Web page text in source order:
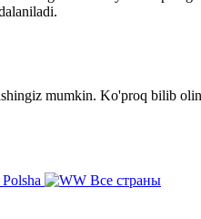
mumkin. Ko'proq bilib
Polsha Все страны